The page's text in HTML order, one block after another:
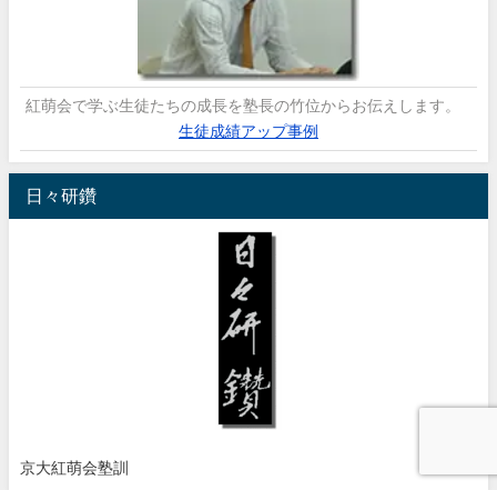
紅萌会で学ぶ生徒たちの成長を塾長の竹位からお伝えします。
生徒成績アップ事例
日々研鑽
京大紅萌会塾訓